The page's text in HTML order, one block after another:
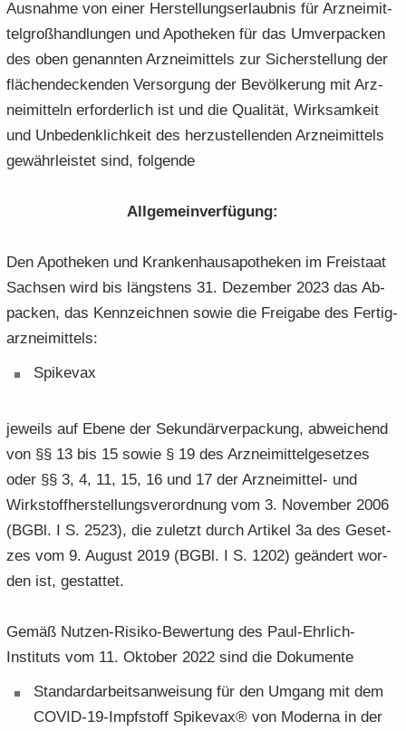
Aus­nah­me von einer Her­stel­lungs­er­laub­nis für Arz­nei­mit­
tel­groß­hand­lun­gen und Apo­the­ken für das Um­ver­pa­cken
des oben ge­nann­ten Arz­nei­mit­tels zur Si­cher­stel­lung der
flä­chen­de­cken­den Ver­sor­gung der Be­völ­ke­rung mit Arz­
nei­mit­teln er­for­der­lich ist und die Qua­li­tät, Wirk­sam­keit
und Un­be­denk­lich­keit des her­zu­stel­len­den Arz­nei­mit­tels
ge­währ­leis­tet sind, fol­gen­de
All­ge­mein­ver­fü­gung:
Den Apo­the­ken und Kran­ken­hau­s­apo­the­ken im Frei­staat
Sach­sen wird bis längs­tens 31. De­zem­ber 2023 das Ab­
pa­cken, das Kenn­zeich­nen sowie die Frei­ga­be des Fer­tig­
arz­nei­mit­tels:
Spike­vax
je­weils auf Ebene der Se­kun­där­ver­pa­ckung, ab­wei­chend
von §§ 13 bis 15 sowie § 19 des Arz­nei­mit­tel­ge­set­zes
oder §§ 3, 4, 11, 15, 16 und 17 der Arzneimittel-​ und
Wirk­stoff­her­stel­lungs­ver­ord­nung vom 3. No­vem­ber 2006
(BGBl. I S. 2523), die zu­letzt durch Ar­ti­kel 3a des Ge­set­
zes vom 9. Au­gust 2019 (BGBl. I S. 1202) ge­än­dert wor­
den ist, ge­stat­tet.
Gemäß Nutzen-​Risiko-Bewertung des Paul-​Ehrlich-
Instituts vom 11. Ok­to­ber 2022 sind die Do­ku­men­te
Stan­dard­ar­beits­an­wei­sung für den Um­gang mit dem
COVID-​19-​Impfstoff Spike­vax® von Mo­der­na in der